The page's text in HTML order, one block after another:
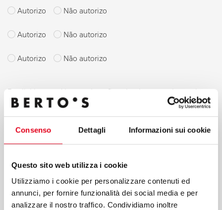
Consenso Dettagli Informazioni sui cookie
Questo sito web utilizza i cookie
Utilizziamo i cookie per personalizzare contenuti ed
annunci, per fornire funzionalità dei social media e per
analizzare il nostro traffico. Condividiamo inoltre
Autorizo Não autorizo
Autorizo Não autorizo
Autorizo Não autorizo
By clicking send button, I confirm that I request the service
indicated in point a) of these guidelines; my consent to the
including possible processing carried out in EU member
states or non-EU countries.